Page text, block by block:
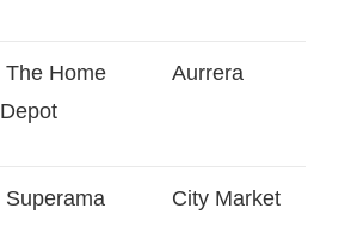
The Home
Depot
Aurrera
Superama City Market